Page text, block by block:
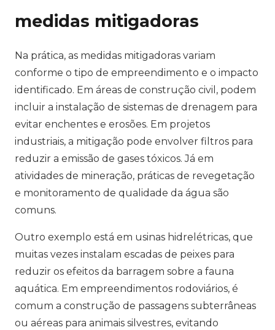
medidas mitigadoras
Na prática, as medidas mitigadoras variam
conforme o tipo de empreendimento e o impacto
identificado. Em áreas de construção civil, podem
incluir a instalação de sistemas de drenagem para
evitar enchentes e erosões. Em projetos
industriais, a mitigação pode envolver filtros para
reduzir a emissão de gases tóxicos. Já em
atividades de mineração, práticas de revegetação
e monitoramento de qualidade da água são
comuns.
Outro exemplo está em usinas hidrelétricas, que
muitas vezes instalam escadas de peixes para
reduzir os efeitos da barragem sobre a fauna
aquática. Em empreendimentos rodoviários, é
comum a construção de passagens subterrâneas
ou aéreas para animais silvestres, evitando